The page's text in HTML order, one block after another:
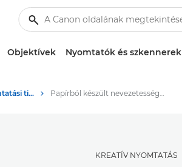
Objektívek Nyomtatók és szkennerek
Fényképezési és nyomtatási tippek és technikák Papírból készült nevezetességek a Creative Parkkal
KREATÍV NYOMTATÁS